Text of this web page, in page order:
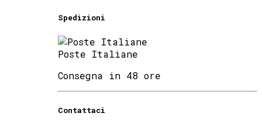
Spedizioni
Poste Italiane
Consegna in 48 ore
Contattaci